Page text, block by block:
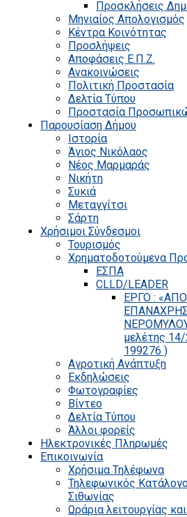
Προσκλήσεις
Μηνιαίος Απολογισμός
Κέντρα Κοινότητας
Προσλήψεις
Αποφάσεις Ε.Π.Ζ.
Ανακοινώσεις
Πολιτική Προστασία
Δελτία Τύπου
Προστασία
Παρουσίαση Δήμου
Ιστορία
Άγιος Νικόλαος
Νέος Μαρμαράς
Νικήτη
Συκιά
Μεταγγίτσι
Σάρτη
Χρήσιμοι Σύνδεσμοι
Τουρισμός
Χρηματοδοτούμενα
ΕΣΠΑ
CLLD/LEADER
ΕΡΓΟ :
ΝΕΡΟΜΥΛΟΥ
μελέτης
199276 )
Αγροτική Ανάπτυξη
Εκδηλώσεις
Φωτογραφίες
Βίντεο
Δελτία Τύπου
Άλλοι φορείς
Ηλεκτρονικές Πληρωμές
Επικοινωνία
Χρήσιμα Τηλέφωνα
Τηλεφωνικός
Σιθωνίας
Ωράρια λειτουργίας